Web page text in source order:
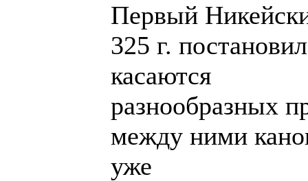
Первый
325 г.
касаются
разнообразных
между ними
уже